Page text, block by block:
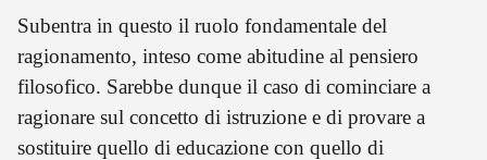
Subentra in questo il ruolo fondamentale del
ragionamento, inteso come abitudine al pensiero
filosofico. Sarebbe dunque il caso di cominciare a
ragionare sul concetto di istruzione e di provare a
sostituire quello di educazione con quello di